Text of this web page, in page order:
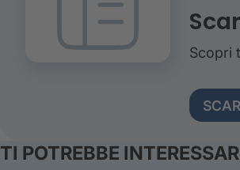
Scopri
TI POTREBBE